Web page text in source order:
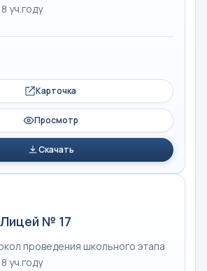
уч.году
Карточка
Просмотр
Скачать
№ 17
проведения школьного этапа
уч.году